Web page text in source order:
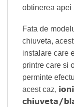
obtinerea apei
Fata de
chiuveta,
instalare care
printre care si
perminte
acest caz,
chiuveta/